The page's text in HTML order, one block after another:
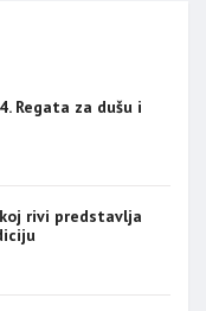
Regata za dušu i
rivi predstavlja